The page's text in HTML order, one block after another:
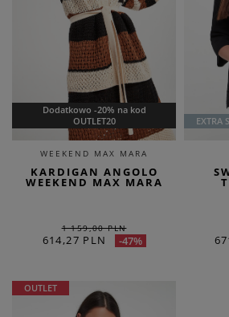
Dodatkowo -20% na kod
OUTLET20
WEEKEND MAX MARA
KARDIGAN ANGOLO
WEEKEND MAX MARA
1 159,00 PLN
614,27 PLN -47%
EXTRA
OUTLET